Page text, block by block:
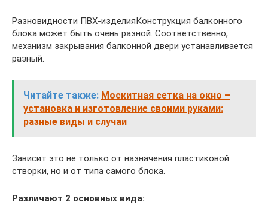
Разновидности ПВХ-изделияКонструкция балконного
блока может быть очень разной. Соответственно,
механизм закрывания балконной двери устанавливается
разный.
Читайте также: Москитная сетка на окно –
установка и изготовление своими руками:
разные виды и случаи
Зависит это не только от назначения пластиковой
створки, но и от типа самого блока.
Различают 2 основных вида: